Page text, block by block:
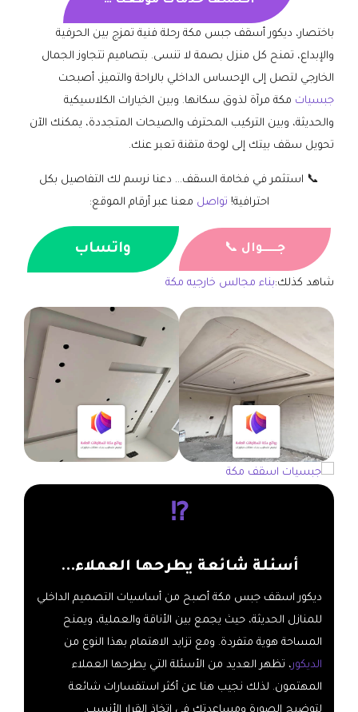
باختصار، ديكور أسقف جبس مكة رحلة فنية تمزج بين الحرفية
والإبداع، تمنح كل منزل بصمة لا تنسى. بتصاميم تتجاوز الجمال
الخارجي لتصل إلى الإحساس الداخلي بالراحة والتميز، أصبحت
جبسيات مكة مرآة لذوق سكانها. وبين الخيارات الكلاسيكية
والحديثة، وبين التركيب المحترف والصيحات المتجددة، يمكنك الآن
تحويل سقف بيتك إلى لوحة متقنة تعبر عنك.
📞 استثمر في فخامة السقف… دعنا نرسم لك التفاصيل بكل
احترافية! تواصل معنا عبر أرقام الموقع:
جــــــوال 📞 واتساب
شاهد كذلك:بناء مجالس خارجيه مكة
⁉️
أسئلة شائعة يطرحها العملاء…
ديكور اسقف جبس مكة أصبح من أساسيات التصميم الداخلي
للمنازل الحديثة، حيث يجمع بين الأناقة والعملية، ويمنح
المساحة هوية متفردة. ومع تزايد الاهتمام بهذا النوع من
الديكور، تظهر العديد من الأسئلة التي يطرحها العملاء
المهتمون. لذلك نجيب هنا عن أكثر استفسارات شائعة